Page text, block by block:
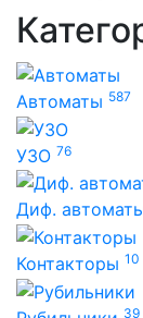
Автоматы 587
УЗО 76
Диф.
Контакторы 10
39